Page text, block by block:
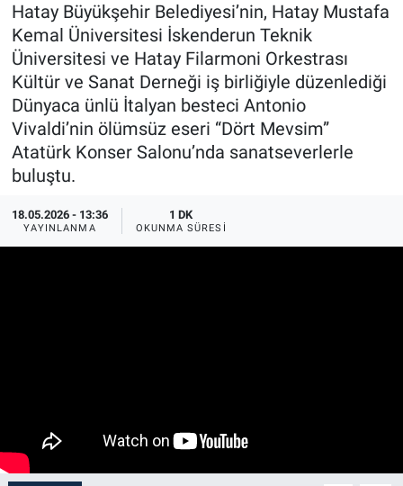
Hatay Büyükşehir Belediyesi’nin, Hatay Mustafa
Kemal Üniversitesi İskenderun Teknik
Üniversitesi ve Hatay Filarmoni Orkestrası
Kültür ve Sanat Derneği iş birliğiyle düzenlediği
Dünyaca ünlü İtalyan besteci Antonio
Vivaldi’nin ölümsüz eseri “Dört Mevsim”
Atatürk Konser Salonu’nda sanatseverlerle
buluştu.
18.05.2026 - 13:36
YAYINLANMA
1 DK
OKUNMA SÜRESI